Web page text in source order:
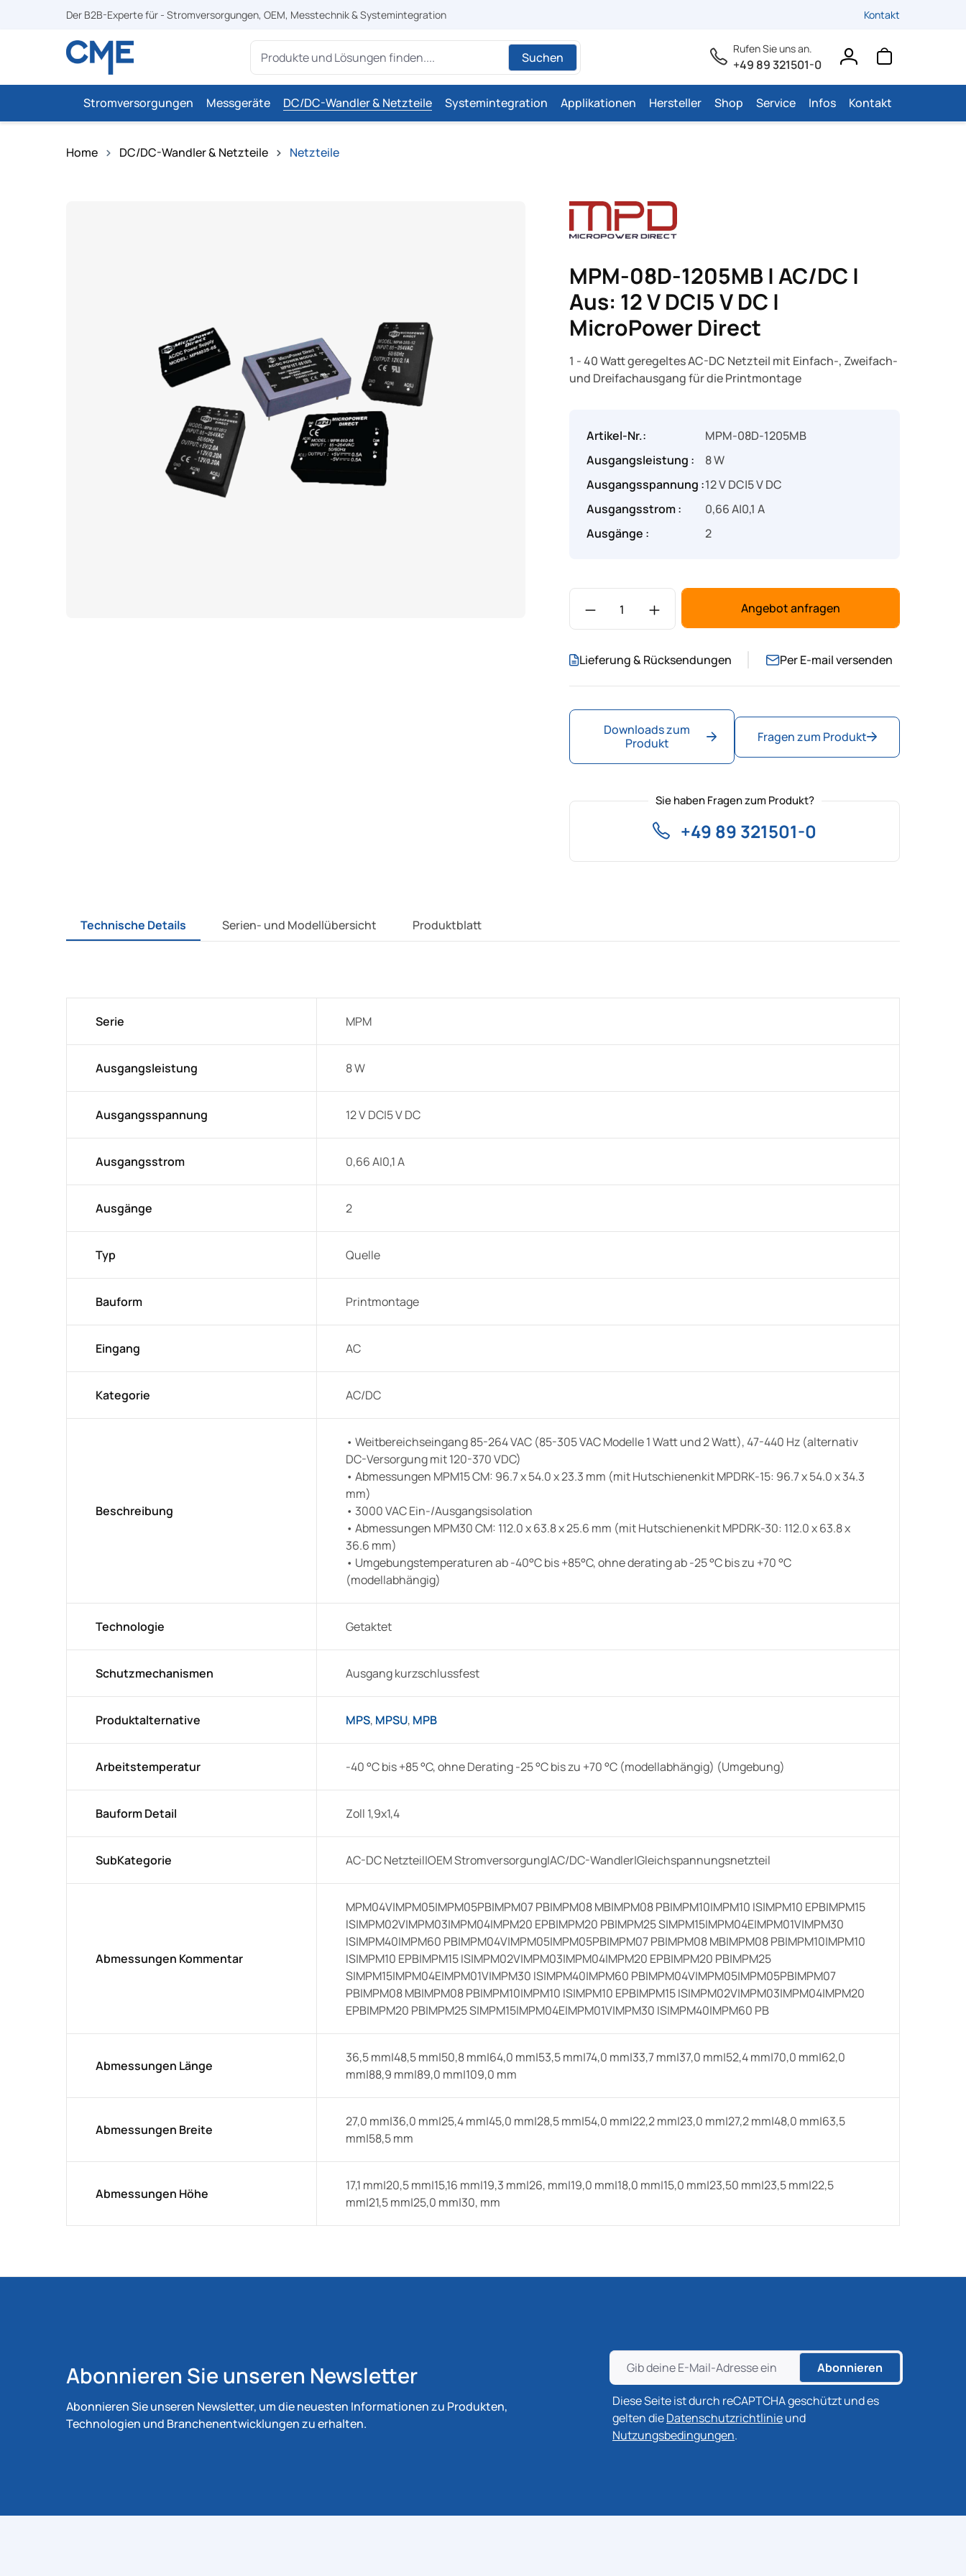
Zur Hauptnavigation springen
Der B2B-Experte für - Stromversorgungen, OEM, Messtechnik & Systemintegration Kontakt
Suchen
Rufen Sie uns an.
+49 89 321501-0
Stromversorgungen Messgeräte DC/DC-Wandler & Netzteile Systemintegration Applikationen Hersteller Shop Service Infos Kontakt
Home DC/DC-Wandler & Netzteile Netzteile
MPM-08D-1205MB | AC/DC |
Aus: 12 V DC|5 V DC |
MicroPower Direct
1 - 40 Watt geregeltes AC-DC Netzteil mit Einfach-, Zweifach-
und Dreifachausgang für die Printmontage
Lieferung & Rücksendungen Per E-mail versenden
Artikel-Nr.:
MPM-08D-1205MB
Ausgangsleistung :
8 W
Ausgangsspannung :12 V DC|5 V DC
Ausgangsstrom :
0,66 A|0,1 A
Ausgänge :
2
Produkt Anzahl: Gib den gewünschten Wert ein
Angebot anfragen
Downloads zum
Produkt
Fragen zum Produkt
Sie haben Fragen zum Produkt?
+49 89 321501-0
Technische Details Serien- und Modellübersicht Produktblatt
Serie MPM
Ausgangsleistung 8 W
Ausgangsspannung 12 V DC|5 V DC
Ausgangsstrom 0,66 A|0,1 A
Ausgänge 2
Typ Quelle
Bauform Printmontage
Eingang AC
Kategorie AC/DC
Beschreibung
• Weitbereichseingang 85-264 VAC (85-305 VAC Modelle 1 Watt und 2 Watt), 47-440 Hz (alternativ
DC-Versorgung mit 120-370 VDC)
• Abmessungen MPM15 CM: 96.7 x 54.0 x 23.3 mm (mit Hutschienenkit MPDRK-15: 96.7 x 54.0 x 34.3
mm)
• 3000 VAC Ein-/Ausgangsisolation
• Abmessungen MPM30 CM: 112.0 x 63.8 x 25.6 mm (mit Hutschienenkit MPDRK-30: 112.0 x 63.8 x
36.6 mm)
• Umgebungstemperaturen ab -40°C bis +85°C, ohne derating ab -25 °C bis zu +70 °C
(modellabhängig)
Technologie Getaktet
Schutzmechanismen Ausgang kurzschlussfest
Produktalternative MPS, MPSU, MPB
Arbeitstemperatur -40 °C bis +85 °C, ohne Derating -25 °C bis zu +70 °C (modellabhängig) (Umgebung)
Bauform Detail Zoll 1,9x1,4
SubKategorie AC-DC Netzteil|OEM Stromversorgung|AC/DC-Wandler|Gleichspannungsnetzteil
Abmessungen Kommentar
MPM04V|MPM05|MPM05PB|MPM07 PB|MPM08 MB|MPM08 PB|MPM10|MPM10 IS|MPM10 EPB|MPM15
IS|MPM02V|MPM03|MPM04|MPM20 EPB|MPM20 PB|MPM25 S|MPM15|MPM04E|MPM01V|MPM30
IS|MPM40|MPM60 PB|MPM04V|MPM05|MPM05PB|MPM07 PB|MPM08 MB|MPM08 PB|MPM10|MPM10
IS|MPM10 EPB|MPM15 IS|MPM02V|MPM03|MPM04|MPM20 EPB|MPM20 PB|MPM25
S|MPM15|MPM04E|MPM01V|MPM30 IS|MPM40|MPM60 PB|MPM04V|MPM05|MPM05PB|MPM07
PB|MPM08 MB|MPM08 PB|MPM10|MPM10 IS|MPM10 EPB|MPM15 IS|MPM02V|MPM03|MPM04|MPM20
EPB|MPM20 PB|MPM25 S|MPM15|MPM04E|MPM01V|MPM30 IS|MPM40|MPM60 PB
Abmessungen Länge
36,5 mm|48,5 mm|50,8 mm|64,0 mm|53,5 mm|74,0 mm|33,7 mm|37,0 mm|52,4 mm|70,0 mm|62,0
mm|88,9 mm|89,0 mm|109,0 mm
Abmessungen Breite
27,0 mm|36,0 mm|25,4 mm|45,0 mm|28,5 mm|54,0 mm|22,2 mm|23,0 mm|27,2 mm|48,0 mm|63,5
mm|58,5 mm
Abmessungen Höhe
17,1 mm|20,5 mm|15,16 mm|19,3 mm|26, mm|19,0 mm|18,0 mm|15,0 mm|23,50 mm|23,5 mm|22,5
mm|21,5 mm|25,0 mm|30, mm
Abonnieren Sie unseren Newsletter
Abonnieren Sie unseren Newsletter, um die neuesten Informationen zu Produkten,
Technologien und Branchenentwicklungen zu erhalten.
Abonnieren
Diese Seite ist durch reCAPTCHA geschützt und es
gelten dieDatenschutzrichtlinieund
Nutzungsbedingungen.